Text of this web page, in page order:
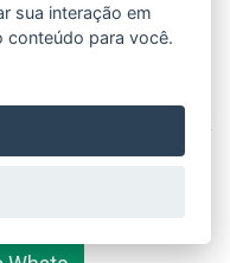
4031
4031
sua interação em
conteúdo para você.